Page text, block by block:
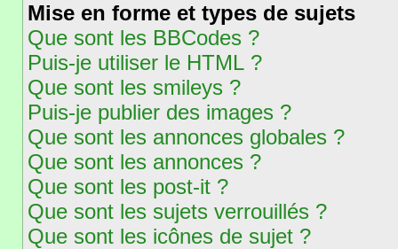
Mise en forme et types de sujets
Que sont les BBCodes ?
Puis-je utiliser le HTML ?
Que sont les smileys ?
Puis-je publier des images ?
Que sont les annonces globales ?
Que sont les annonces ?
Que sont les post-it ?
Que sont les sujets verrouillés ?
Que sont les icônes de sujet ?